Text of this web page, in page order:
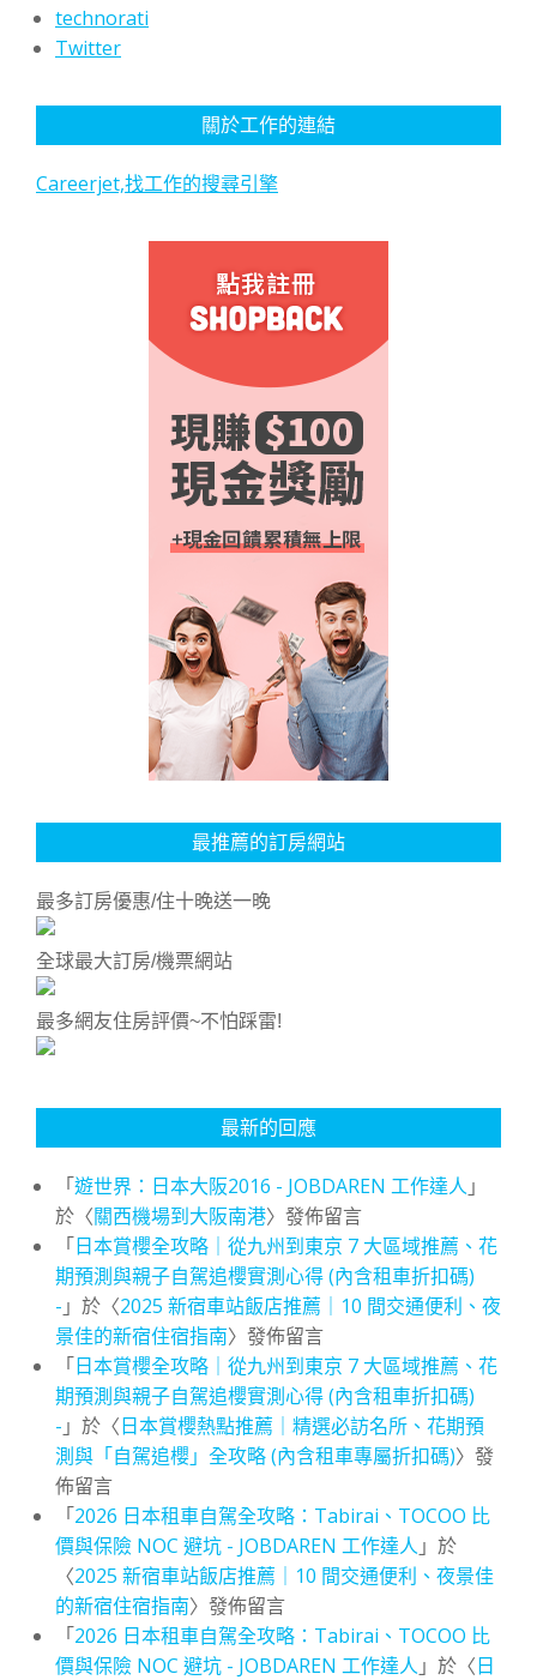
technorati
Twitter
關於工作的連結
Careerjet,找工作的搜尋引擎
最推薦的訂房網站
最多訂房優惠/住十晚送一晚
全球最大訂房/機票網站
最多網友住房評價~不怕踩雷!
最新的回應
「遊世界：日本大阪2016 - JOBDAREN 工作達人 」
於〈關西機場到大阪南港〉發佈留言
「日本賞櫻全攻略｜從九州到東京 7 大區域推薦、花
期預測與親子自駕追櫻實測心得 (內含租車折扣碼)
- 」於〈2025 新宿車站飯店推薦｜10 間交通便利、夜
景佳的新宿住宿指南〉發佈留言
「日本賞櫻全攻略｜從九州到東京 7 大區域推薦、花
期預測與親子自駕追櫻實測心得 (內含租車折扣碼)
- 」於〈日本賞櫻熱點推薦｜精選必訪名所、花期預
測與「自駕追櫻」全攻略 (內含租車專屬折扣碼)〉發
佈留言
「2026 日本租車自駕全攻略：Tabirai、TOCOO 比
價與保險 NOC 避坑 - JOBDAREN 工作達人 」於
〈2025 新宿車站飯店推薦｜10 間交通便利、夜景佳
的新宿住宿指南〉發佈留言
「2026 日本租車自駕全攻略：Tabirai、TOCOO 比
價與保險 NOC 避坑 - JOBDAREN 工作達人 」於〈日